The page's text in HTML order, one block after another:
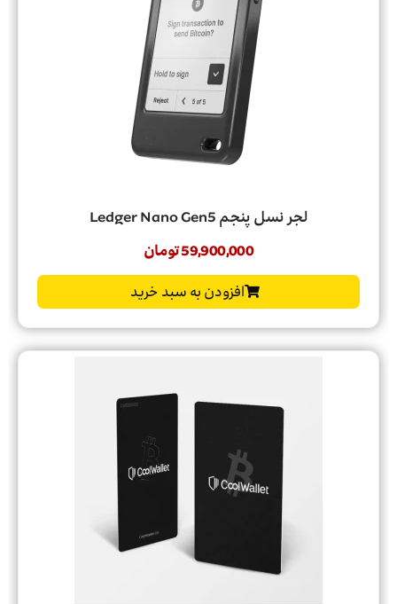
لجر نسل پنجم Ledger Nano Gen5
59,900,000تومان
افزودن به سبد خرید